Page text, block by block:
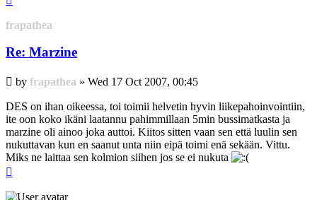
frapathea
Re: Marzine
Post
by frapathea » Wed 17 Oct 2007, 00:45
DES on ihan oikeessa, toi toimii helvetin hyvin liikepahoinvointiin,
ite oon koko ikäni laatannu pahimmillaan 5min bussimatkasta ja
marzine oli ainoo joka auttoi. Kiitos sitten vaan sen että luulin sen
nukuttavan kun en saanut unta niin eipä toimi enä sekään. Vittu.
Miks ne laittaa sen kolmion siihen jos se ei nukuta